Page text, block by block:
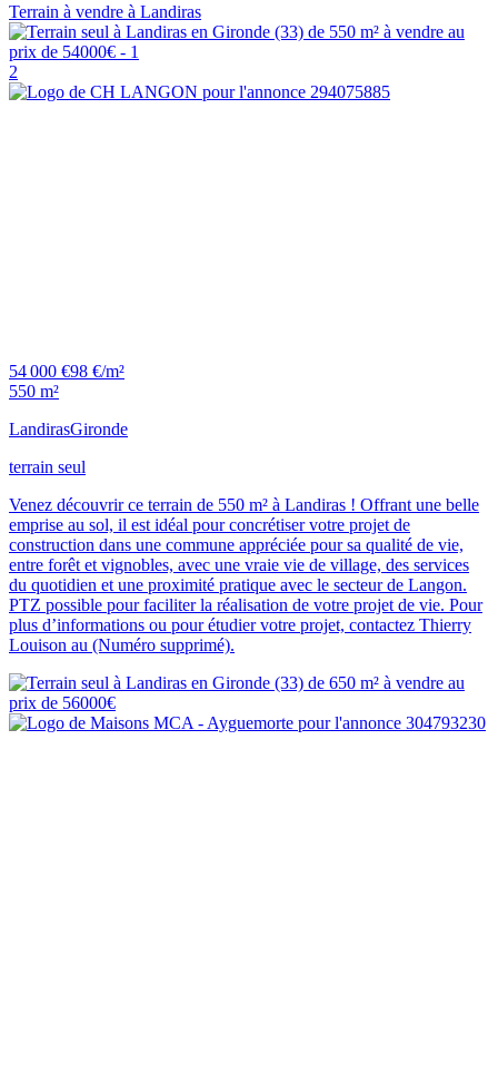
Terrain à vendre à Landiras
2
54 000 €98 €/m²
550 m²
LandirasGironde
terrain seul
Venez découvrir ce terrain de 550 m² à Landiras ! Offrant une belle
emprise au sol, il est idéal pour concrétiser votre projet de
construction dans une commune appréciée pour sa qualité de vie,
entre forêt et vignobles, avec une vraie vie de village, des services
du quotidien et une proximité pratique avec le secteur de Langon.
PTZ possible pour faciliter la réalisation de votre projet de vie. Pour
plus d’informations ou pour étudier votre projet, contactez Thierry
Louison au (Numéro supprimé).